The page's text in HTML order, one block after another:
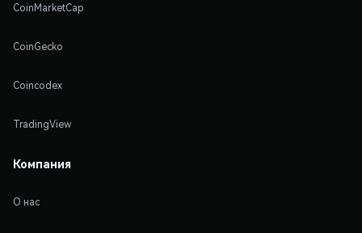
CoinMarketCap
CoinGecko
Coincodex
TradingView
Компания
О нас